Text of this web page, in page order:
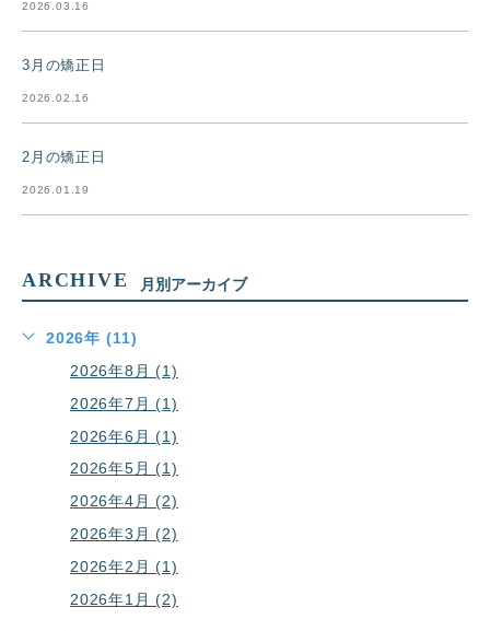
2026.03.16
3月の矯正日
2026.02.16
2月の矯正日
2026.01.19
ARCHIVE 月別アーカイブ
2026年 (11)
2026年8月 (1)
2026年7月 (1)
2026年6月 (1)
2026年5月 (1)
2026年4月 (2)
2026年3月 (2)
2026年2月 (1)
2026年1月 (2)